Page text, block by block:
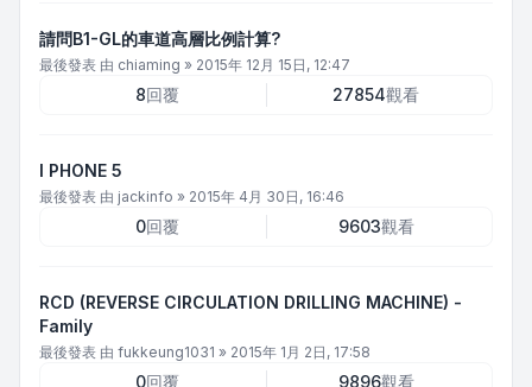
請問B1-GL的車道高層比例計算?
最後發表 由 chiaming » 2015年 12月 15日, 12:47
8回覆 27854觀看
I PHONE 5
最後發表 由 jackinfo » 2015年 4月 30日, 16:46
0回覆 9603觀看
RCD (REVERSE CIRCULATION DRILLING MACHINE) -
Family
最後發表 由 fukkeung1031 » 2015年 1月 2日, 17:58
0回覆 9896觀看